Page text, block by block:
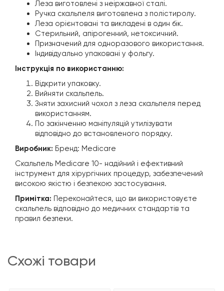
Леза виготовлені з неіржавної сталі.
Ручка скальпеля виготовлена з полістиролу.
Леза орієнтовані та викладені в один бік.
Стерильний, апірогенний, нетоксичний.
Призначений для одноразового використання.
Індивідуально упаковані у фольгу.
Інструкція по використанню:
Відкрити упаковку.
Вийняти скальпель.
Зняти захисний чохол з леза скальпеля перед
використанням.
По закінченню маніпуляцій утилізувати
відповідно до встановленого порядку.
Виробник: Бренд: Medicare
Скальпель Medicare 10- надійний і ефективний
інструмент для хірургічних процедур, забезпечений
високою якістю і безпекою застосування.
Примітка: Переконайтеся, що ви використовуєте
скальпель відповідно до медичних стандартів та
правил безпеки.
схожі товари